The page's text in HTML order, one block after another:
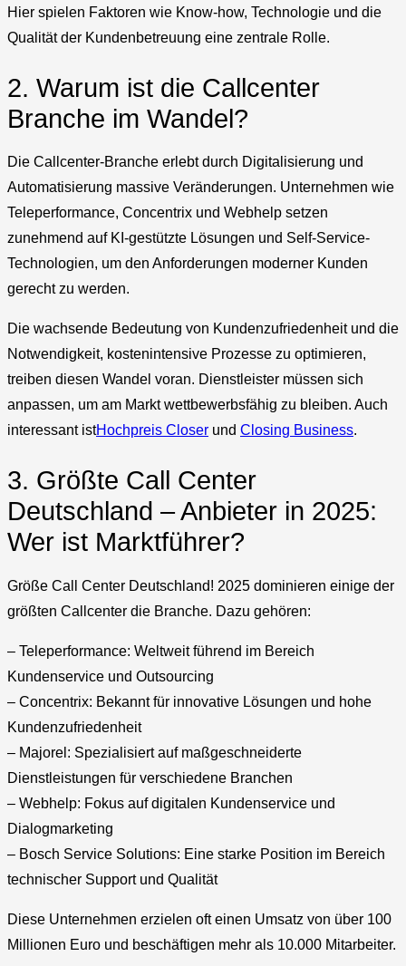
Hier spielen Faktoren wie Know-how, Technologie und die
Qualität der Kundenbetreuung eine zentrale Rolle.
2. Warum ist die Callcenter
Branche im Wandel?
Die Callcenter-Branche erlebt durch Digitalisierung und
Automatisierung massive Veränderungen. Unternehmen wie
Teleperformance, Concentrix und Webhelp setzen
zunehmend auf KI-gestützte Lösungen und Self-Service-
Technologien, um den Anforderungen moderner Kunden
gerecht zu werden.
Die wachsende Bedeutung von Kundenzufriedenheit und die
Notwendigkeit, kostenintensive Prozesse zu optimieren,
treiben diesen Wandel voran. Dienstleister müssen sich
anpassen, um am Markt wettbewerbsfähig zu bleiben. Auch
interessant istHochpreis Closer und Closing Business.
3. Größte Call Center
Deutschland – Anbieter in 2025:
Wer ist Marktführer?
Größe Call Center Deutschland! 2025 dominieren einige der
größten Callcenter die Branche. Dazu gehören:
– Teleperformance: Weltweit führend im Bereich
Kundenservice und Outsourcing
– Concentrix: Bekannt für innovative Lösungen und hohe
Kundenzufriedenheit
– Majorel: Spezialisiert auf maßgeschneiderte
Dienstleistungen für verschiedene Branchen
– Webhelp: Fokus auf digitalen Kundenservice und
Dialogmarketing
– Bosch Service Solutions: Eine starke Position im Bereich
technischer Support und Qualität
Diese Unternehmen erzielen oft einen Umsatz von über 100
Millionen Euro und beschäftigen mehr als 10.000 Mitarbeiter.